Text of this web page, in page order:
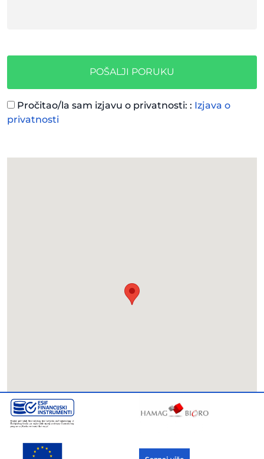
POŠALJI PORUKU
Pročitao/la sam izjavu o privatnosti: : Izjava o
privatnosti